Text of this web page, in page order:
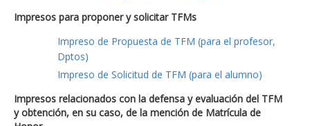
Impresos para proponer y solicitar TFMs
Impreso de Propuesta de TFM (para el profesor,
Dptos)
Impreso de Solicitud de TFM (para el alumno)
Impresos relacionados con la defensa y evaluación del TFM
y obtención, en su caso, de la mención de Matrícula de